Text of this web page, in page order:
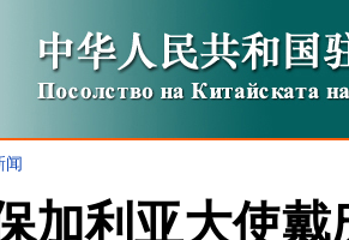
闻
加利亚大使戴